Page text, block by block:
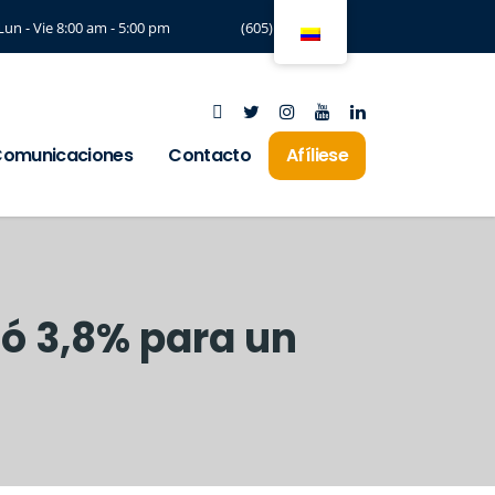
- Vie 8:00 am - 5:00 pm (605) 3294197
Contacto Afíliese
3,8% para un